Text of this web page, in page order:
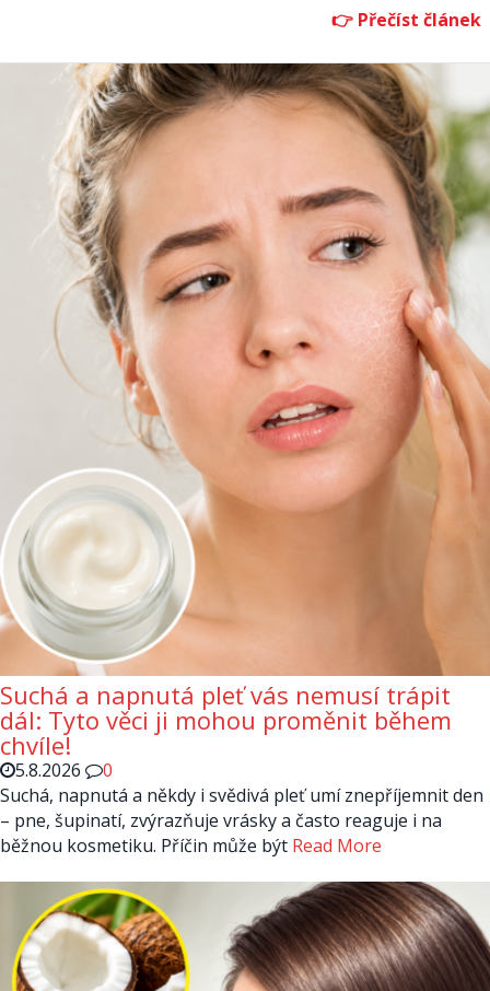
Suchá a napnutá pleť vás nemusí trápit
dál: Tyto věci ji mohou proměnit během
chvíle!
5.8.2026
0
Suchá, napnutá a někdy i svědivá pleť umí znepříjemnit den
– pne, šupinatí, zvýrazňuje vrásky a často reaguje i na
běžnou kosmetiku. Příčin může být Read More